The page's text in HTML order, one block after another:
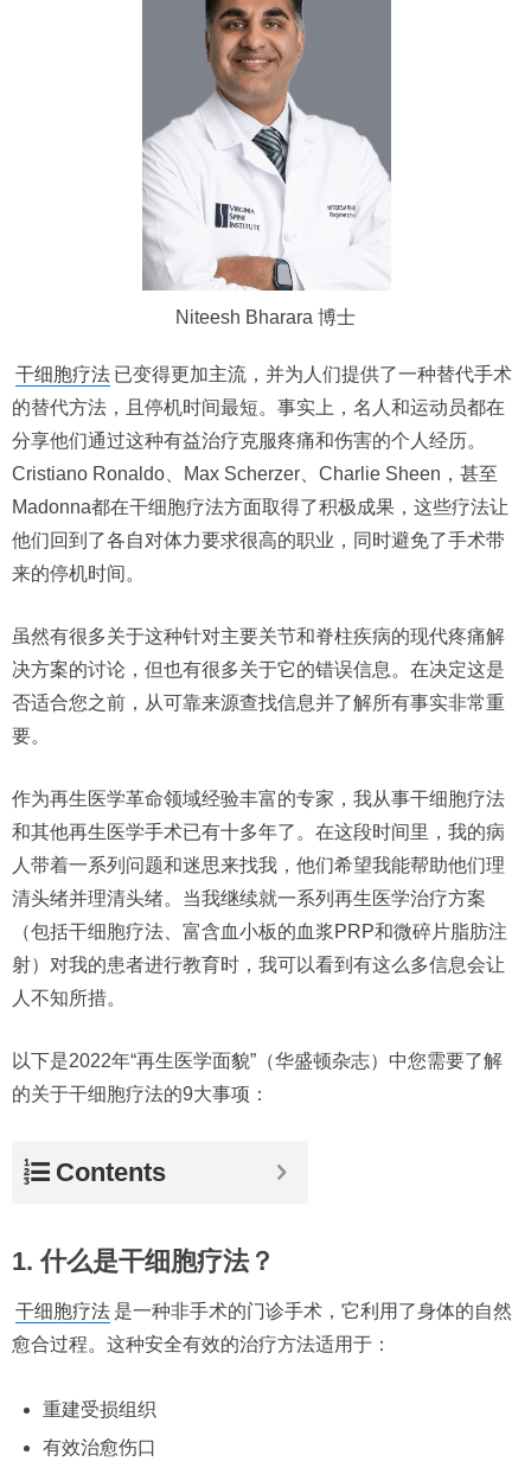
Niteesh Bharara 博士
干细胞疗法 已变得更加主流，并为人们提供了一种替代手术
的替代方法，且停机时间最短。事实上，名人和运动员都在
分享他们通过这种有益治疗克服疼痛和伤害的个人经历。
Cristiano Ronaldo、Max Scherzer、Charlie Sheen，甚至
Madonna都在干细胞疗法方面取得了积极成果，这些疗法让
他们回到了各自对体力要求很高的职业，同时避免了手术带
来的停机时间。
虽然有很多关于这种针对主要关节和脊柱疾病的现代疼痛解
决方案的讨论，但也有很多关于它的错误信息。在决定这是
否适合您之前，从可靠来源查找信息并了解所有事实非常重
要。
作为再生医学革命领域经验丰富的专家，我从事干细胞疗法
和其他再生医学手术已有十多年了。在这段时间里，我的病
人带着一系列问题和迷思来找我，他们希望我能帮助他们理
清头绪并理清头绪。当我继续就一系列再生医学治疗方案
（包括干细胞疗法、富含血小板的血浆PRP和微碎片脂肪注
射）对我的患者进行教育时，我可以看到有这么多信息会让
人不知所措。
以下是2022年“再生医学面貌”（华盛顿杂志）中您需要了解
的关于干细胞疗法的9大事项：
Contents
1. 什么是干细胞疗法？
干细胞疗法 是一种非手术的门诊手术，它利用了身体的自然
愈合过程。这种安全有效的治疗方法适用于：
重建受损组织
有效治愈伤口